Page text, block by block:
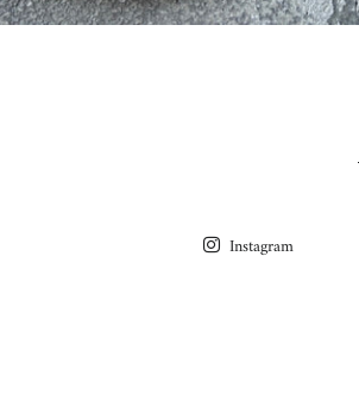
Instagram